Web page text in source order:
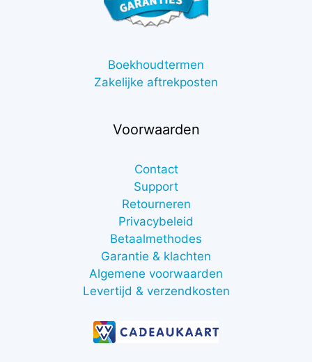
Boekhoudtermen
Zakelijke aftrekposten
Voorwaarden
Contact
Support
Retourneren
Privacybeleid
Betaalmethodes
Garantie & klachten
Algemene voorwaarden
Levertijd & verzendkosten